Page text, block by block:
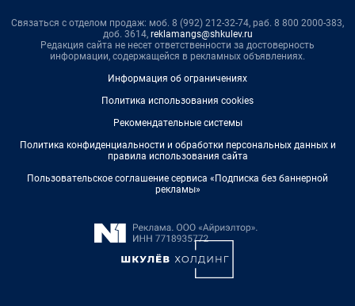
Связаться с отделом продаж: моб. 8 (992) 212-32-74, раб. 8 800 2000-383,
доб. 3614, reklamangs@shkulev.ru
Редакция сайта не несет ответственности за достоверность
информации, содержащейся в рекламных объявлениях.
Информация об ограничениях
Политика использования cookies
Рекомендательные системы
Политика конфиденциальности и обработки персональных данных и
правила использования сайта
Пользовательское соглашение сервиса «Подписка без баннерной
рекламы»